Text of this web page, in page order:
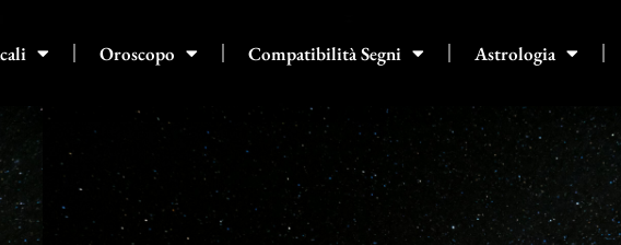
Oroscopo Compatibilità Segni Astrologia